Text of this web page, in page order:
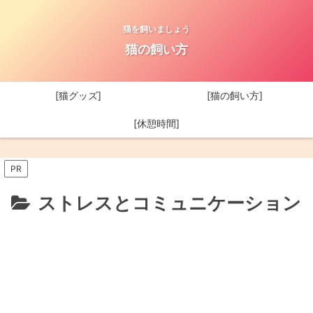
猫を飼いましょう
猫の飼い方
[猫グッズ] [猫の飼い方]
[休憩時間]
PR
ストレスとコミュニケーション